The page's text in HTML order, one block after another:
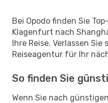
Bei Opodo finden Sie
Klagenfurt nach
Ihre Reise. Verlassen
Reiseagentur für Ihr
So finden Sie
Wenn Sie nach